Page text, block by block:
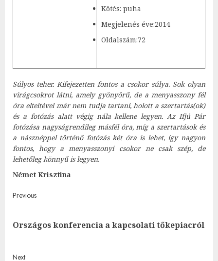
Kötés: puha
Megjelenés éve:2014
Oldalszám:72
Súlyos teher. Kifejezetten fontos a csokor súlya. Sok olyan
virágcsokrot látni, amely gyönyörű, de a menyasszony fél
óra elteltével már nem tudja tartani, holott a szertartás(ok)
és a fotózás alatt végig nála kellene legyen. Az Ifjú Pár
fotózása nagyságrendileg másfél óra, míg a szertartások és
a násznéppel történő fotózás két óra is lehet, így nagyon
fontos, hogy a menyasszonyi csokor ne csak szép, de
lehetőleg könnyű is legyen.
Német Krisztina
Post
navigation
Previous
Országos konferencia a kapcsolati tőkepiacról
Next